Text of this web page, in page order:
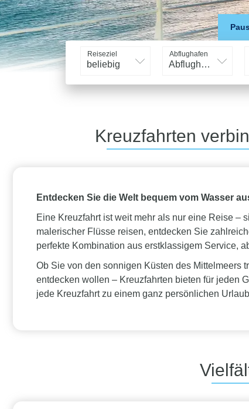
Reiseziel
beliebig
Abflughafen
Abflughafen
Kreuzfahrten
Entdecken Sie die Welt bequem vom Wasser
Eine Kreuzfahrt ist weit mehr als nur eine Reise –
malerischer Flüsse reisen, entdecken Sie
perfekte Kombination aus erstklassigem Service,
Ob Sie von den sonnigen Küsten des Mittelmeers
entdecken wollen – Kreuzfahrten bieten für jeden
jede Kreuzfahrt zu einem ganz persönlichen